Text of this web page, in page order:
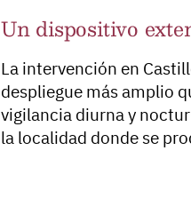
Un dispositivo
La intervención en
despliegue más amplio
vigilancia diurna y
la localidad donde se